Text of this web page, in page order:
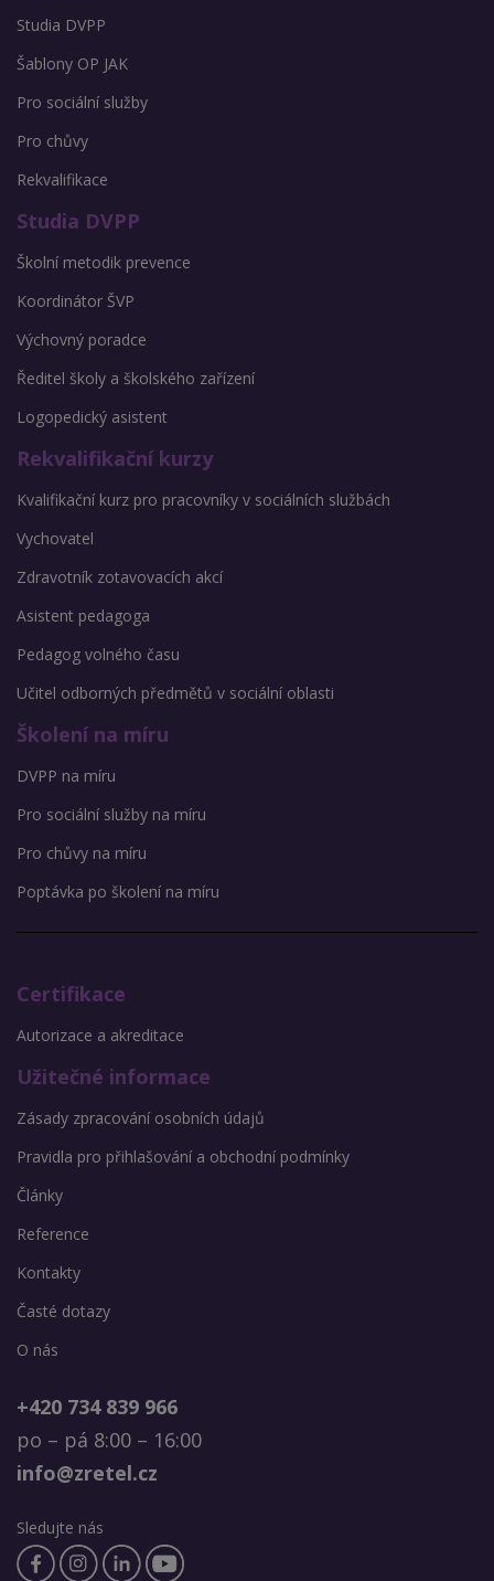
Studia DVPP
Šablony OP JAK
Pro sociální služby
Pro chůvy
Rekvalifikace
Studia DVPP
Školní metodik prevence
Koordinátor ŠVP
Výchovný poradce
Ředitel školy a školského zařízení
Logopedický asistent
Rekvalifikační kurzy
Kvalifikační kurz pro pracovníky v sociálních službách
Vychovatel
Zdravotník zotavovacích akcí
Asistent pedagoga
Pedagog volného času
Učitel odborných předmětů v sociální oblasti
Školení na míru
DVPP na míru
Pro sociální služby na míru
Pro chůvy na míru
Poptávka po školení na míru
Certifikace
Autorizace a akreditace
Užitečné informace
Zásady zpracování osobních údajů
Pravidla pro přihlašování a obchodní podmínky
Články
Reference
Kontakty
Časté dotazy
O nás
+420 734 839 966
po – pá 8:00 – 16:00
info@zretel.cz
Sledujte nás